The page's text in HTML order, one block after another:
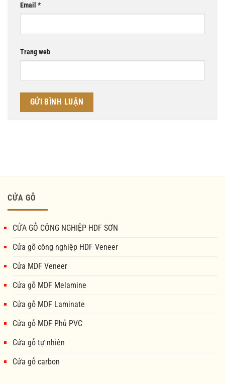
Email *
Trang web
CỬA GỖ
CỬA GỖ CÔNG NGHIỆP HDF SƠN
Cửa gỗ công nghiệp HDF Veneer
Cửa MDF Veneer
Cửa gỗ MDF Melamine
Cửa gỗ MDF Laminate
Cửa gỗ MDF Phủ PVC
Cửa gỗ tự nhiên
Cửa gỗ carbon